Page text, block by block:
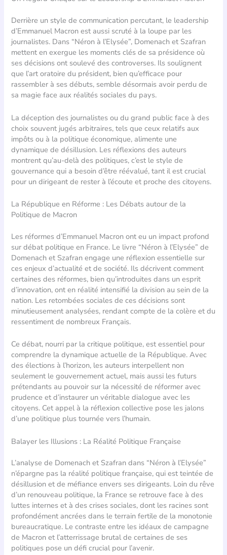
Derrière un style de communication percutant, le leadership
d’Emmanuel Macron est aussi scruté à la loupe par les
journalistes. Dans “Néron à l’Elysée”, Domenach et Szafran
mettent en exergue les moments clés de sa présidence où
ses décisions ont soulevé des controverses. Ils soulignent
que l’art oratoire du président, bien qu’efficace pour
rassembler à ses débuts, semble désormais avoir perdu de
sa magie face aux réalités sociales du pays.
La déception des journalistes ou du grand public face à des
choix souvent jugés arbitraires, tels que ceux relatifs aux
impôts ou à la politique économique, alimente une
dynamique de désillusion. Les réflexions des auteurs
montrent qu’au-delà des politiques, c’est le style de
gouvernance qui a besoin d’être réévalué, tant il est crucial
pour un dirigeant de rester à l’écoute et proche des citoyens.
La République en Réforme : Les Débats autour de la
Politique de Macron
Les réformes d’Emmanuel Macron ont eu un impact profond
sur débat politique en France. Le livre “Néron à l’Elysée” de
Domenach et Szafran engage une réflexion essentielle sur
ces enjeux d’actualité et de société. Ils décrivent comment
certaines des réformes, bien qu’introduites dans un esprit
d’innovation, ont en réalité intensifié la division au sein de la
nation. Les retombées sociales de ces décisions sont
minutieusement analysées, rendant compte de la colère et du
ressentiment de nombreux Français.
Ce débat, nourri par la critique politique, est essentiel pour
comprendre la dynamique actuelle de la République. Avec
des élections à l’horizon, les auteurs interpellent non
seulement le gouvernement actuel, mais aussi les futurs
prétendants au pouvoir sur la nécessité de réformer avec
prudence et d’instaurer un véritable dialogue avec les
citoyens. Cet appel à la réflexion collective pose les jalons
d’une politique plus tournée vers l’humain.
Balayer les Illusions : La Réalité Politique Française
L’analyse de Domenach et Szafran dans “Néron à l’Elysée”
n’épargne pas la réalité politique française, qui est teintée de
désillusion et de méfiance envers ses dirigeants. Loin du rêve
d’un renouveau politique, la France se retrouve face à des
luttes internes et à des crises sociales, dont les racines sont
profondément ancrées dans le terrain fertile de la monotonie
bureaucratique. Le contraste entre les idéaux de campagne
de Macron et l’atterrissage brutal de certaines de ses
politiques pose un défi crucial pour l’avenir.